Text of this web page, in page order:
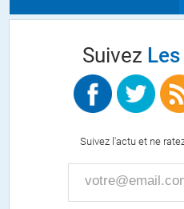
Suivez
Suivez l'actu et ne